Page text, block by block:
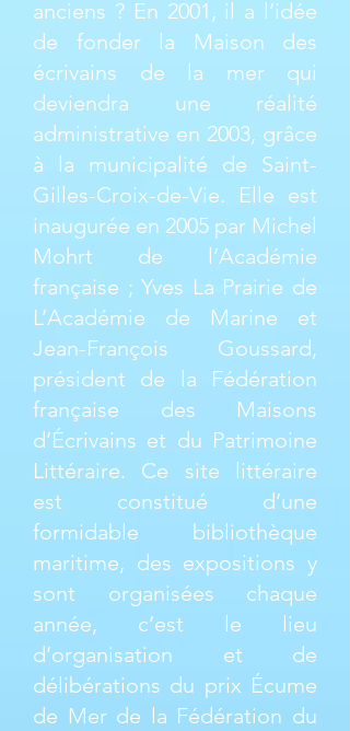
anciens ? En 2001, il a l’idée
de fonder la Maison des
écrivains de la mer qui
deviendra une réalité
administrative en 2003, grâce
à la municipalité de Saint-
Gilles-Croix-de-Vie. Elle est
inaugurée en 2005 par Michel
Mohrt de l’Académie
française ; Yves La Prairie de
L’Académie de Marine et
Jean-François Goussard,
président de la Fédération
française des Maisons
d’Écrivains et du Patrimoine
Littéraire. Ce site littéraire
est constitué d’une
formidable bibliothèque
maritime, des expositions y
sont organisées chaque
année, c’est le lieu
d’organisation et de
délibérations du prix Écume
de Mer de la Fédération du